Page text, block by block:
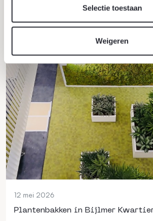
Selectie toestaan
Weigeren
klimaatbestendige werkomgevingen
en economie samenkomen.
12 mei 2026
Plantenbakken in Bijlmer